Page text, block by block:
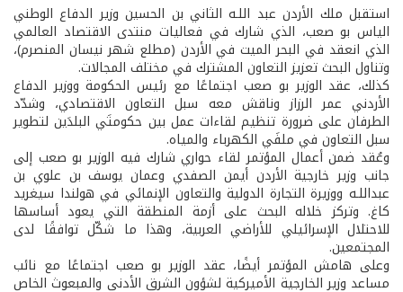
استقبل ملك الأردن عبد اللـه الثاني بن الحسين وزير الدفاع الوطني
الياس بو صعب، الذي شارك في فعاليات منتدى الاقتصاد العالمي
الذي انعقد في البحر الميت في الأردن (مطلع شهر نيسان المنصرم)،
وتناول البحث تعزيز التعاون المشترك في مختلف المجالات.
كذلك، عقد الوزير بو صعب اجتماعًا مع رئيس الحكومة ووزير الدفاع
الأردني عمر الرزاز وناقش معه سبل التعاون الاقتصادي، وشدّد
الطرفان على ضرورة تنظيم لقاءات عمل بين حكومتَي البلدَين لتطوير
سبل التعاون في ملفَي الكهرباء والمياه.
وعُقد ضمن أعمال المؤتمر لقاء حواري شارك فيه الوزير بو صعب إلى
جانب وزير خارجية الأردن أيمن الصفدي وعمان يوسف بن علوي بن
عبداللـه ووزيرة التجارة الدولية والتعاون الإنمائي في هولندا سيغريد
كاغ. وتركز خلاله البحث على أزمة المنطقة التي يعود أساسها
للاحتلال الإسرائيلي للأراضي العربية، وهذا ما شكّل توافقًا لدى
المجتمعين.
وعلى هامش المؤتمر أيضًا، عقد الوزير بو صعب اجتماعًا مع نائب
مساعد وزير الخارجية الأميركية لشؤون الشرق الأدنى والمبعوث الخاص